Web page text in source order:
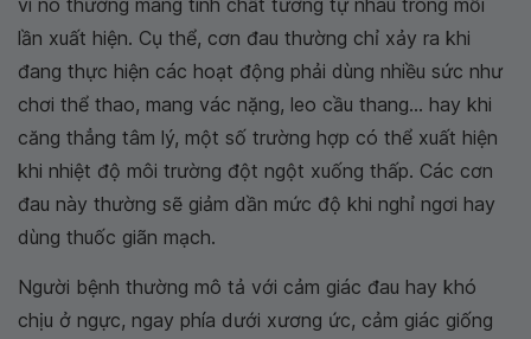
lần xuất hiện. Cụ thể, cơn đau thường chỉ xảy ra khi
đang thực hiện các hoạt động phải dùng nhiều sức như
chơi thể thao, mang vác nặng, leo cầu thang... hay khi
căng thẳng tâm lý, một số trường hợp có thể xuất hiện
khi nhiệt độ môi trường đột ngột xuống thấp. Các cơn
đau này thường sẽ giảm dần mức độ khi nghỉ ngơi hay
dùng thuốc giãn mạch.
Người bệnh thường mô tả với cảm giác đau hay khó
chịu ở ngực, ngay phía dưới xương ức, cảm giác giống